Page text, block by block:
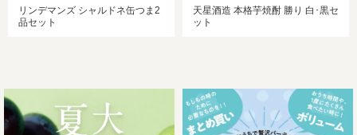
リンデマンズ シャルドネ缶つま2
品セット
天星酒造 本格芋焼酎 勝り 白･黒セ
ット